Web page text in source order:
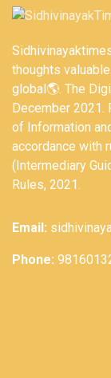
thoughts
global🌎. The
December 2021.
of Information
accordance with
(Intermediary
Rules, 2021.
Email:
Phone: